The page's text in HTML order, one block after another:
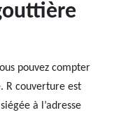
pouvez compter
R couverture est
à l’adresse